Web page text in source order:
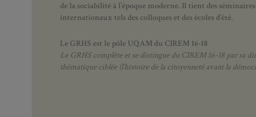
de la sociabilité à l’époque moderne. Il tient des
internationaux tels des colloques et des écoles d’été.
Le GRHS est le pôle UQAM du CIREM 16-18
Le GRHS complète et se distingue du CIREM 16-18 par sa
thématique ciblée (l’histoire de la citoyenneté avant la